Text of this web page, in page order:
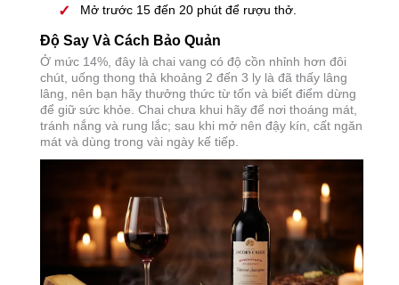
Mở trước 15 đến 20 phút để rượu thở.
Độ Say Và Cách Bảo Quản
Ở mức 14%, đây là chai vang có độ cồn nhỉnh hơn đôi
chút, uống thong thả khoảng 2 đến 3 ly là đã thấy lâng
lâng, nên bạn hãy thưởng thức từ tốn và biết điểm dừng
để giữ sức khỏe. Chai chưa khui hãy để nơi thoáng mát,
tránh nắng và rung lắc; sau khi mở nên đậy kín, cất ngăn
mát và dùng trong vài ngày kế tiếp.